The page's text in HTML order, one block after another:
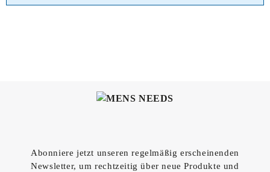
Abonniere jetzt unseren regelmäßig erscheinenden
Newsletter, um rechtzeitig über neue Produkte und